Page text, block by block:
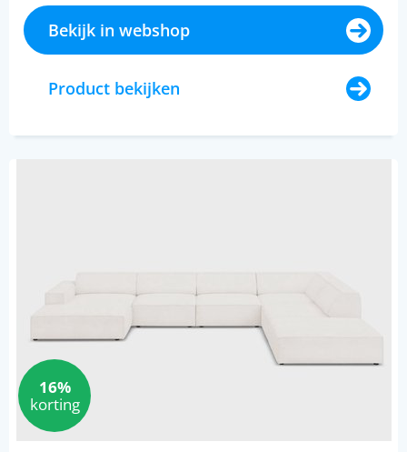
Bekijk in webshop
Product bekijken
16%
korting